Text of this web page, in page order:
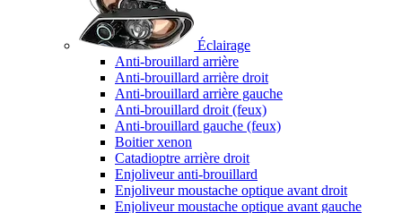
Éclairage
Anti-brouillard arrière
Anti-brouillard arrière droit
Anti-brouillard arrière gauche
Anti-brouillard droit (feux)
Anti-brouillard gauche (feux)
Boitier xenon
Catadioptre arrière droit
Enjoliveur anti-brouillard
Enjoliveur moustache optique avant droit
Enjoliveur moustache optique avant gauche